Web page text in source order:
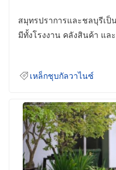
สมุทรปราการและชลบุรีเ
มีทั้งโรงงาน คลังสินค้า แ
เหล็กชุบกัลวาไนซ์